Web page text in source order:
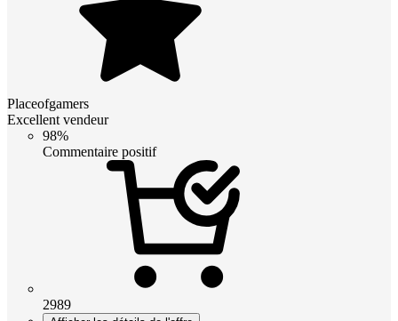
Placeofgamers
Excellent vendeur
98%
Commentaire positif
2989